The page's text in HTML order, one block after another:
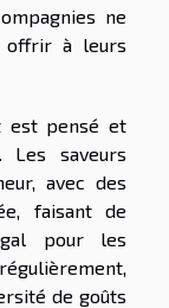
ne
offrir à leurs
est pensé et
saveurs
avec des
faisant de
pour les
de goûts